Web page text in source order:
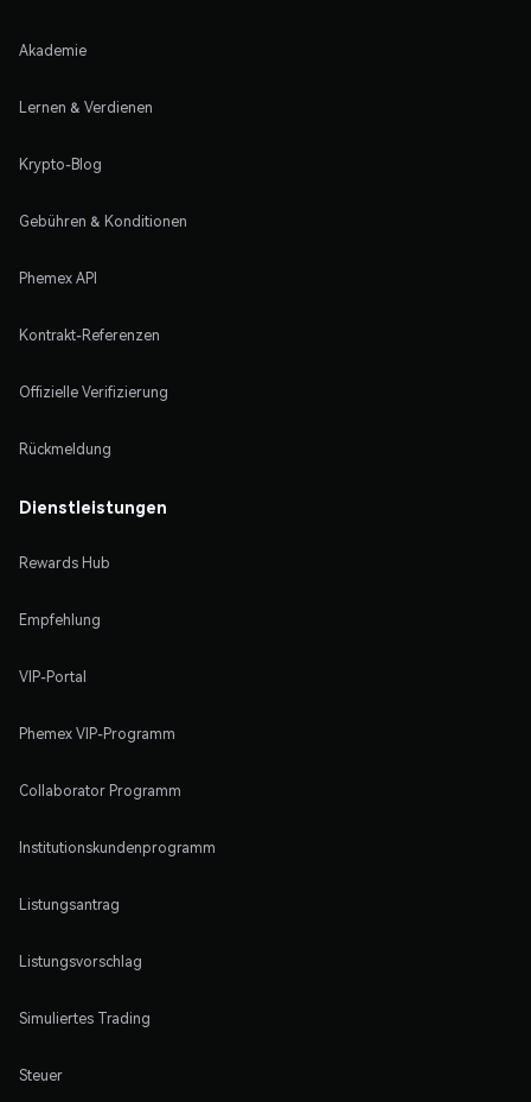
Akademie
Lernen & Verdienen
Krypto-Blog
Gebühren & Konditionen
Phemex API
Kontrakt-Referenzen
Offizielle Verifizierung
Rückmeldung
Dienstleistungen
Rewards Hub
Empfehlung
VIP-Portal
Phemex VIP-Programm
Collaborator Programm
Institutionskundenprogramm
Listungsantrag
Listungsvorschlag
Simuliertes Trading
Steuer